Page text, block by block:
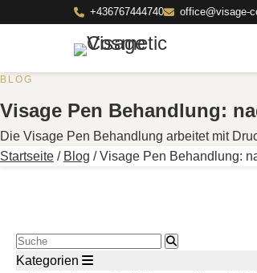
+436767444740 office@visage-
BLOG
Visage Pen Behandlung:
Die Visage Pen Behandlung arbeitet mit
Startseite / Blog / Visage Pen Behandlung:
Blog durchsuchen
Kategorien